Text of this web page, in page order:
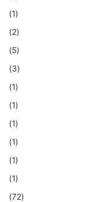
(1)
(2)
(5)
(3)
(1)
(1)
(1)
(1)
(1)
(1)
(72)